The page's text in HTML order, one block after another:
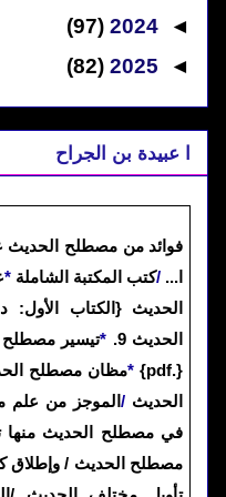
◄
2024
(97)
◄
2025
(82)
ا عبيدة بن الجراح
فوائد من مصطلح
...
/كتب المكتبة الشاملة *
الحديث {الكتاب
الحديث 9 .
*تيسير مصطلح
{pdf.}
*مظان مصطلح
الحديث /الموجز من علم
في مصطلح الحديث منها
مصطلح الحديث / وإطلاق